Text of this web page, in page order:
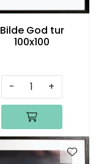
Bilde God tur
100x100
- +